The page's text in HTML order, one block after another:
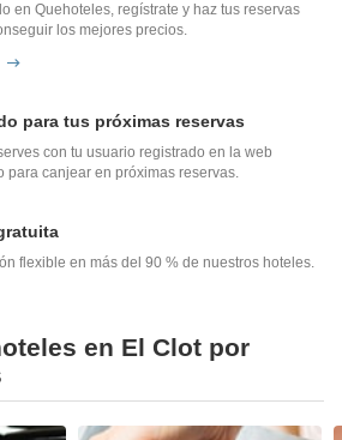
en Quehoteles, regístrate y haz tus reservas
los mejores precios.
para tus próximas reservas
con tu usuario registrado en la web
para canjear en próximas reservas.
flexible en más del 90 % de nuestros hoteles.
en El Clot por